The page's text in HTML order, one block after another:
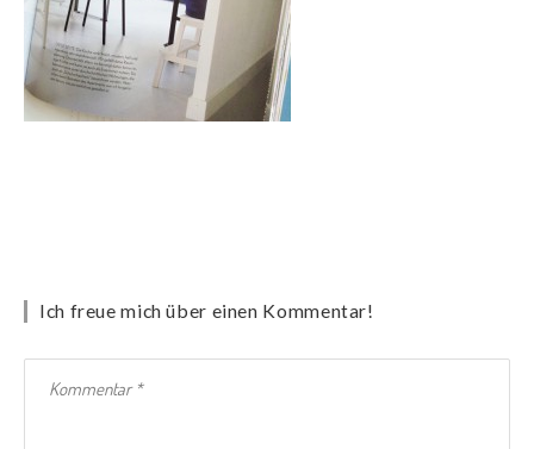
Ich freue mich über einen Kommentar!